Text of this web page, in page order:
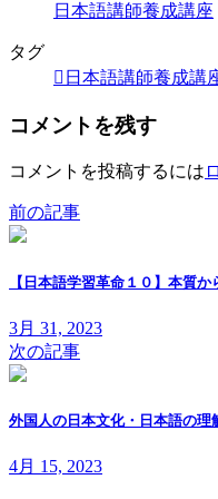
日本語講師養成講座
タグ
日本語講師養成講
コメントを残す
コメントを投稿するには
前の記事
【日本語学習革命１０】本質
3月 31, 2023
次の記事
外国人の日本文化・日本語の
4月 15, 2023